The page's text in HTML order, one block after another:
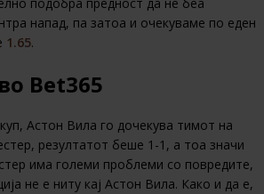
напад, па затоа и очекуваме по еден
1.65.
Bet365
Астон Вила го дочекува тимот на
резултатот беше 1-1, а тоа значи
има големи проблеми со повредите,
не е ниту кај Астон Вила. Како и да е,